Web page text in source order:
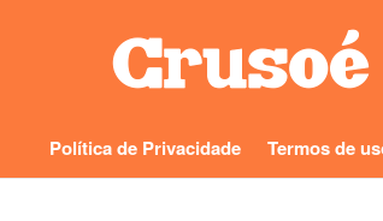
Política de Privacidade Termos de